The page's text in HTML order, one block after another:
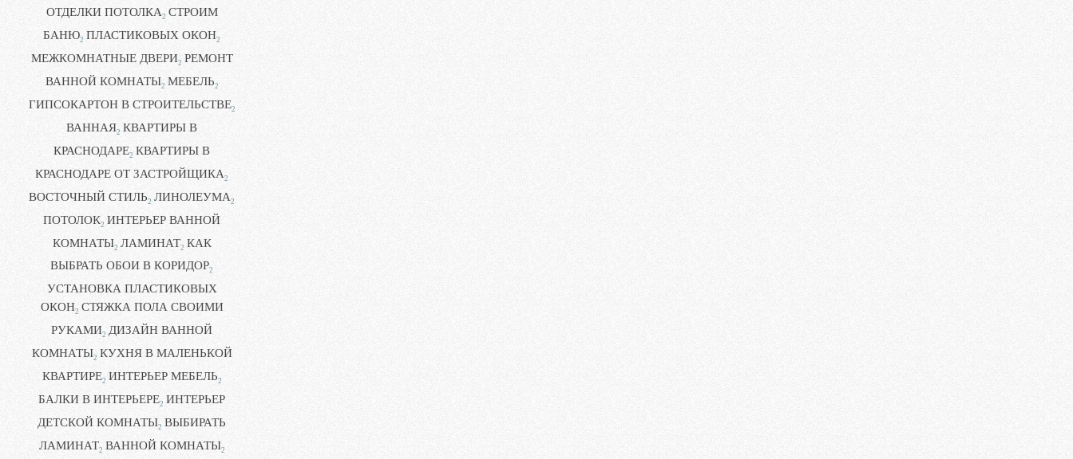
ОТДЕЛКИ ПОТОЛКА2 СТРОИМ
БАНЮ2 ПЛАСТИКОВЫХ ОКОН2
МЕЖКОМНАТНЫЕ ДВЕРИ2 РЕМОНТ
ВАННОЙ КОМНАТЫ2 МЕБЕЛЬ2
ГИПСОКАРТОН В СТРОИТЕЛЬСТВЕ2
ВАННАЯ2 КВАРТИРЫ В
КРАСНОДАРЕ2 КВАРТИРЫ В
КРАСНОДАРЕ ОТ ЗАСТРОЙЩИКА2
ВОСТОЧНЫЙ СТИЛЬ2 ЛИНОЛЕУМА2
ПОТОЛОК2 ИНТЕРЬЕР ВАННОЙ
КОМНАТЫ2 ЛАМИНАТ2 КАК
ВЫБРАТЬ ОБОИ В КОРИДОР2
УСТАНОВКА ПЛАСТИКОВЫХ
ОКОН2 СТЯЖКА ПОЛА СВОИМИ
РУКАМИ2 ДИЗАЙН ВАННОЙ
КОМНАТЫ2 КУХНЯ В МАЛЕНЬКОЙ
КВАРТИРЕ2 ИНТЕРЬЕР МЕБЕЛЬ2
БАЛКИ В ИНТЕРЬЕРЕ2 ИНТЕРЬЕР
ДЕТСКОЙ КОМНАТЫ2 ВЫБИРАТЬ
ЛАМИНАТ2 ВАННОЙ КОМНАТЫ2